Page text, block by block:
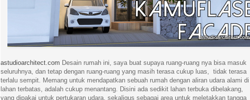
astudioarchitect.com Desain rumah ini, saya buat supaya ruang-ruang nya bisa masuk
seluruhnya, dan tetap dengan ruang-ruang yang masih terasa cukup luas, tidak terasa
terlalu sempit. Memang untuk mendapatkan sebuah rumah dengan aliran udara alami di
lahan terbatas, adalah cukup menantang. Disini ada sedikit lahan terbuka dibelakang,
yang dipakai untuk pertukaran udara, sekaligus sebagai area untuk meletakkan tangga